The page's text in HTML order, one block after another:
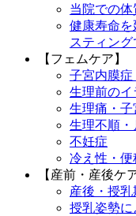
当院での
健康寿命
スティン
【フェムケア】
子宮内膜
生理前のイ
生理痛・子
生理不順
不妊症
冷え性・便
【産前・産後ケ
産後・授乳
授乳姿勢に